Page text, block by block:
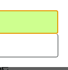
dans
des